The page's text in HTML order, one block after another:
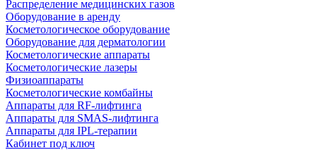
Распределение медицинских газов
Оборудование в аренду
Косметологическое оборудование
Оборудование для дерматологии
Косметологические аппараты
Косметологические лазеры
Физиоаппараты
Косметологические комбайны
Аппараты для RF-лифтинга
Аппараты для SMAS-лифтинга
Аппараты для IPL-терапии
Кабинет под ключ